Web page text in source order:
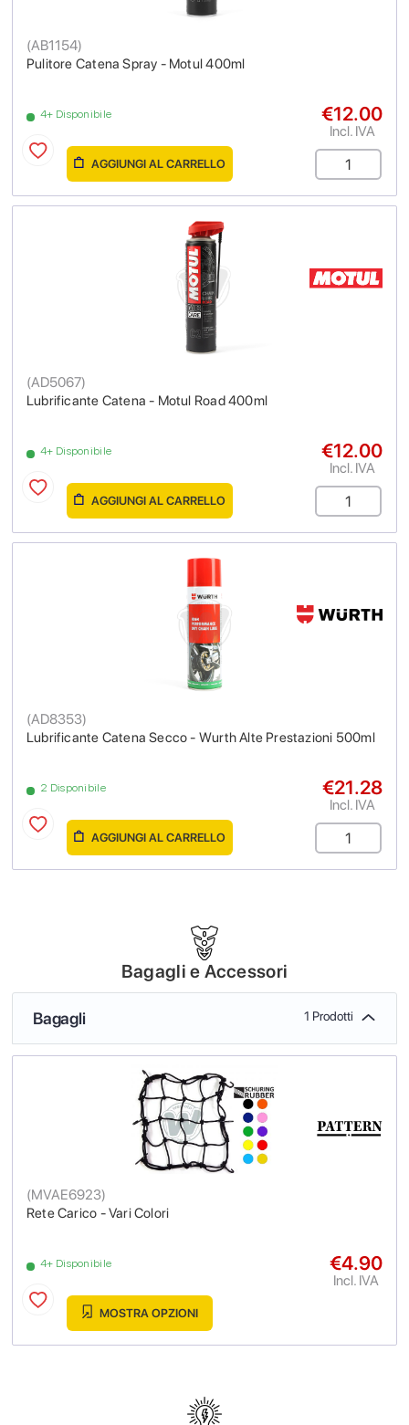
Pulitore Catena Spray - Motul 400ml
(AB1154)
4+ Disponibile €12.00
Incl. IVA
AGGIUNGI AL CARRELLO
Lubrificante Catena - Motul Road 400ml
(AD5067)
4+ Disponibile €12.00
Incl. IVA
AGGIUNGI AL CARRELLO
Lubrificante Catena Secco - Wurth Alte Prestazioni 500ml
(AD8353)
2 Disponibile €21.28
Incl. IVA
AGGIUNGI AL CARRELLO
Bagagli e Accessori
Bagagli 1 Prodotti
Rete Carico - Vari Colori
(MVAE6923)
4+ Disponibile €4.90
Incl. IVA
MOSTRA OPZIONI